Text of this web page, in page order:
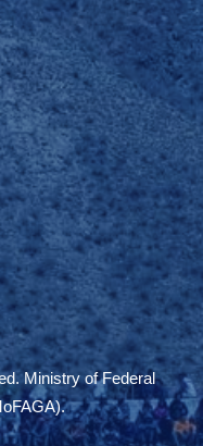
Ministry of Federal